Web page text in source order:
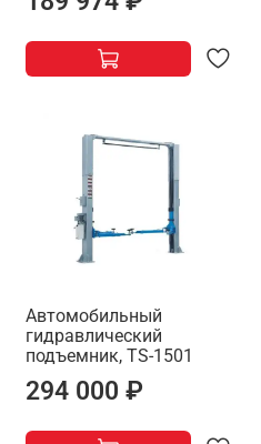
Автомобильный
гидравлический
подъемник, TS-1501
294 000 ₽